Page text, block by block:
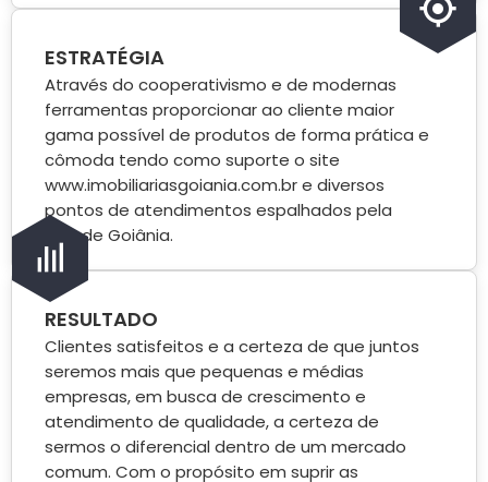
ESTRATÉGIA
Através do cooperativismo e de modernas
ferramentas proporcionar ao cliente maior
gama possível de produtos de forma prática e
cômoda tendo como suporte o site
www.imobiliariasgoiania.com.br e diversos
pontos de atendimentos espalhados pela
grande Goiânia.
RESULTADO
Clientes satisfeitos e a certeza de que juntos
seremos mais que pequenas e médias
empresas, em busca de crescimento e
atendimento de qualidade, a certeza de
sermos o diferencial dentro de um mercado
comum. Com o propósito em suprir as